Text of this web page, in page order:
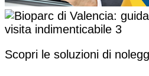
Scopri le soluzioni di